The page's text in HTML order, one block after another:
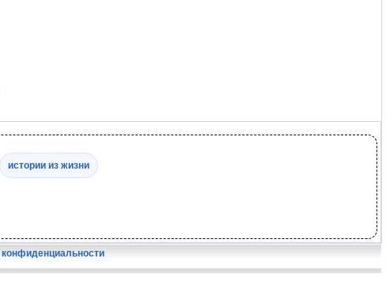
истории из жизни